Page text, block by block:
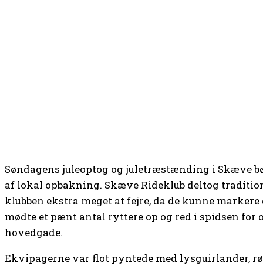
Søndagens juleoptog og juletræstænding i Skæve
af lokal opbakning. Skæve Rideklub deltog
klubben ekstra meget at fejre, da de kunne
mødte et pænt antal ryttere op og red i spidsen for
hovedgade.
Ekvipagerne var flot pyntede med lysguirlander,